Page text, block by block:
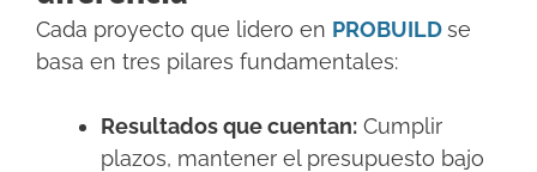
Cada proyecto que lidero en PROBUILDse
basa en tres pilares fundamentales:
Resultados que cuentan: Cumplir
plazos, mantener el presupuesto bajo